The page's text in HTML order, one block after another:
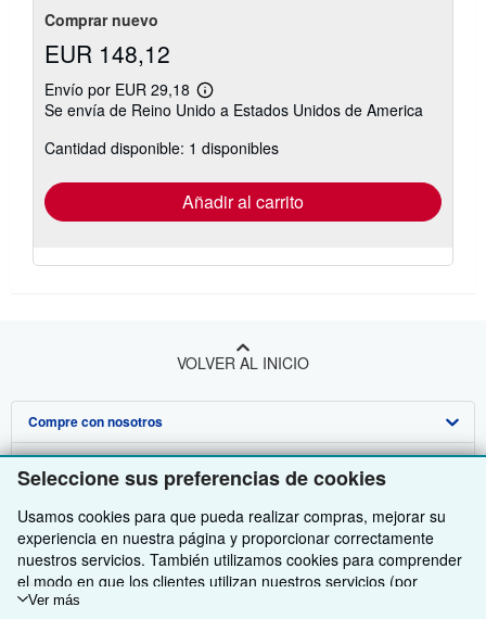
Seleccione sus preferencias de cookies
Usamos cookies para que pueda realizar compras, mejorar su
experiencia en nuestra página y proporcionar correctamente
nuestros servicios. También utilizamos cookies para comprender
el modo en que los clientes utilizan nuestros servicios (por
ejemplo, midiendo las visitas al sitio) y así poder realizar mejoras.
Ver más
Comprar nuevo
EUR 148,12
Envío por EUR 29,18
Más
información
las
tarifas
envío
Se envía de Reino Unido a Estados Unidos de America
Cantidad disponible: 1 disponibles
Añadir al carrito
VOLVER AL INICIO
Compre con nosotros
Búsqueda avanzada
Mi cuenta
Mis pedidos
Venda con nosotros
Únase a nuestro programa de afiliados
Recomiende un vendedor
Sobre IberLibro
Medios
Obtener Ayuda
Preguntas frecuentes y guías
Otras compañías de AbeBooks